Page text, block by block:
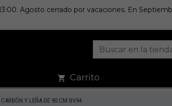
Agosto cerrado por vacaciones. En
Carrito
Y LEÑA DE 90 CM BV94